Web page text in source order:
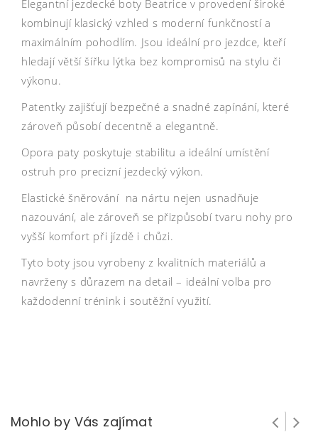
Elegantní jezdecké boty Beatrice v provedení široké
kombinují klasický vzhled s moderní funkčností a
maximálním pohodlím. Jsou ideální pro jezdce, kteří
hledají větší šířku lýtka bez kompromisů na stylu či
výkonu.
Patentky zajišťují bezpečné a snadné zapínání, které
zároveň působí decentně a elegantně.
Opora paty poskytuje stabilitu a ideální umístění
ostruh pro precizní jezdecký výkon.
Elastické šněrování na nártu nejen usnadňuje
nazouvání, ale zároveň se přizpůsobí tvaru nohy pro
vyšší komfort při jízdě i chůzi.
Tyto boty jsou vyrobeny z kvalitních materiálů a
navrženy s důrazem na detail – ideální volba pro
každodenní trénink i soutěžní využití.
Mohlo by Vás zajímat